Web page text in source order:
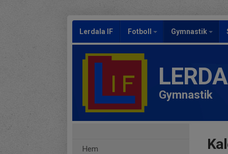
Lerdala IF Fotboll Gymnastik
Gymnastik
Hem